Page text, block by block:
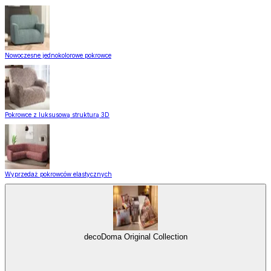
Nowoczesne jednokolorowe pokrowce
Pokrowce z luksusową strukturą 3D
Wyprzedaż pokrowców elastycznych
decoDoma Original Collection